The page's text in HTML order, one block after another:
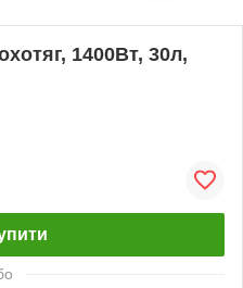
1400Вт, 30л,